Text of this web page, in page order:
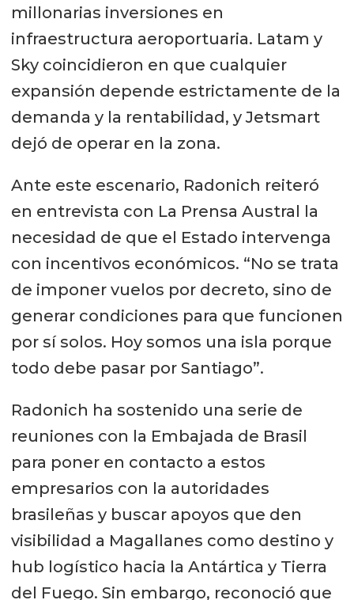
millonarias inversiones en
infraestructura aeroportuaria. Latam y
Sky coincidieron en que cualquier
expansión depende estrictamente de la
demanda y la rentabilidad, y Jetsmart
dejó de operar en la zona.
Ante este escenario, Radonich reiteró
en entrevista con La Prensa Austral la
necesidad de que el Estado intervenga
con incentivos económicos. “No se trata
de imponer vuelos por decreto, sino de
generar condiciones para que funcionen
por sí solos. Hoy somos una isla porque
todo debe pasar por Santiago”.
Radonich ha sostenido una serie de
reuniones con la Embajada de Brasil
para poner en contacto a estos
empresarios con la autoridades
brasileñas y buscar apoyos que den
visibilidad a Magallanes como destino y
hub logístico hacia la Antártica y Tierra
del Fuego. Sin embargo, reconoció que